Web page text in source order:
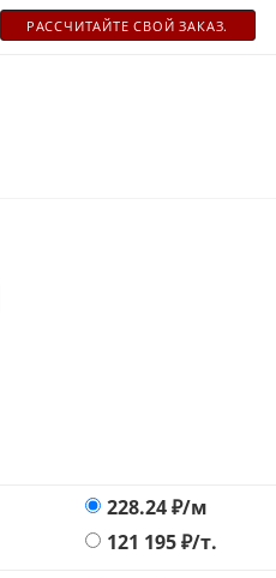
РАСCЧИТАЙТЕ СВОЙ ЗАКАЗ.
228.24₽/м
121 195₽/т.